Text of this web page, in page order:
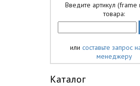
Введите артикул (frame
товара:
или составьте запрос
менеджеру
Каталог